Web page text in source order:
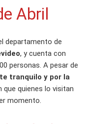
Abril
departamento de
, y cuenta con
personas. A pesar de
tranquilo y por la
que quienes lo visitan
momento.